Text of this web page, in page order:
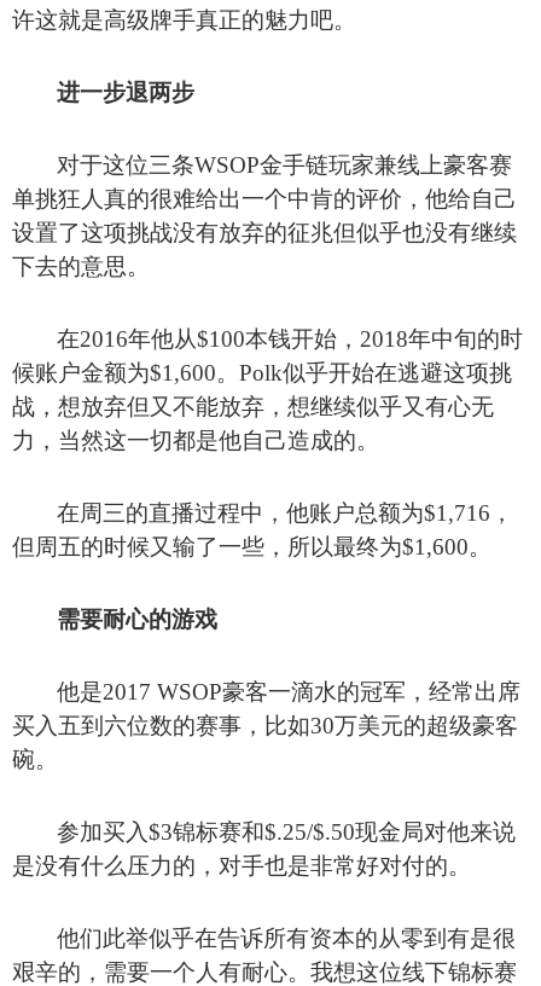
许这就是高级牌手真正的魅力吧。
进一步退两步
对于这位三条WSOP金手链玩家兼线上豪客赛
单挑狂人真的很难给出一个中肯的评价，他给自己
设置了这项挑战没有放弃的征兆但似乎也没有继续
下去的意思。
在2016年他从$100本钱开始，2018年中旬的时
候账户金额为$1,600。Polk似乎开始在逃避这项挑
战，想放弃但又不能放弃，想继续似乎又有心无
力，当然这一切都是他自己造成的。
在周三的直播过程中，他账户总额为$1,716，
但周五的时候又输了一些，所以最终为$1,600。
需要耐心的游戏
他是2017 WSOP豪客一滴水的冠军，经常出席
买入五到六位数的赛事，比如30万美元的超级豪客
碗。
参加买入$3锦标赛和$.25/$.50现金局对他来说
是没有什么压力的，对手也是非常好对付的。
他们此举似乎在告诉所有资本的从零到有是很
艰辛的，需要一个人有耐心。我想这位线下锦标赛